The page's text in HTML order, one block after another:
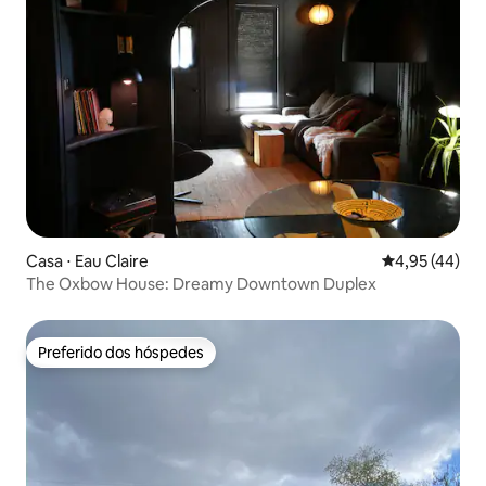
Casa ⋅ Eau Claire 4,95 de uma
4,95 (44)
The Oxbow House: Dreamy Downtown Duplex
Preferido dos hóspedes
Preferido dos hóspedes